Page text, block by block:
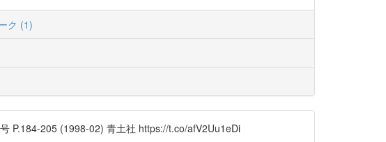
ク (1)
P.184-205 (1998-02) 青土社 https://t.co/afV2Uu1eDi